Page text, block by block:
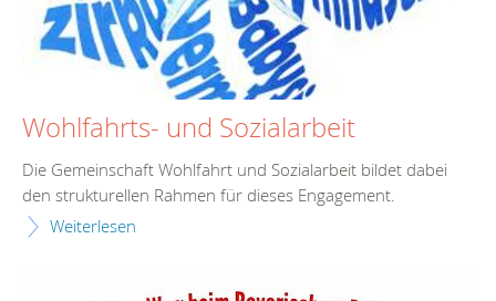
Wohlfahrts- und Sozialarbeit
Die Gemeinschaft Wohlfahrt und Sozialarbeit bildet dabei
den strukturellen Rahmen für dieses Engagement.
Weiterlesen